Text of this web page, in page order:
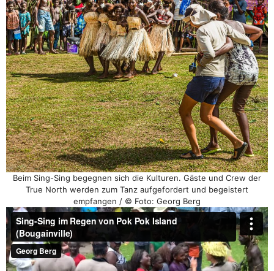
Beim Sing-Sing begegnen sich die Kulturen. Gäste und Crew der
True North werden zum Tanz aufgefordert und begeistert
empfangen / © Foto: Georg Berg